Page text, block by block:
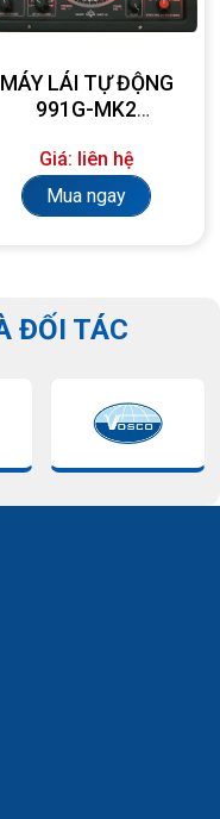
MÁY LÁI TỰ ĐỘNG
991G-MK2
Giá: liên hệ
Mua ngay
ĐỐI TÁC